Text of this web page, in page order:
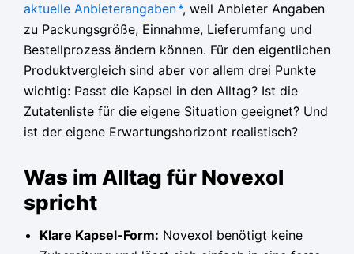
aktuelle Anbieterangaben*, weil Anbieter Angaben
zu Packungsgröße, Einnahme, Lieferumfang und
Bestellprozess ändern können. Für den eigentlichen
Produktvergleich sind aber vor allem drei Punkte
wichtig: Passt die Kapsel in den Alltag? Ist die
Zutatenliste für die eigene Situation geeignet? Und
ist der eigene Erwartungshorizont realistisch?
Was im Alltag für Novexol
spricht
Klare Kapsel-Form: Novexol benötigt keine